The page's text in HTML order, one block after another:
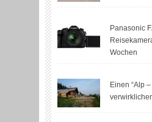
Panasonic
Wochen
Einen “Alp